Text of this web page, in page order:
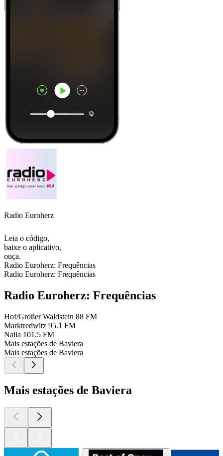
Radio Euroherz
Leia o código,
baixe o aplicativo,
ouça.
Radio Euroherz: Frequências
Radio Euroherz: Frequências
Radio Euroherz: Frequências
Hof/Großer Waldstein 88 FM
Marktredwitz 95.1 FM
Naila 101.5 FM
Mais estações de Baviera
Mais estações de Baviera
Mais estações de Baviera